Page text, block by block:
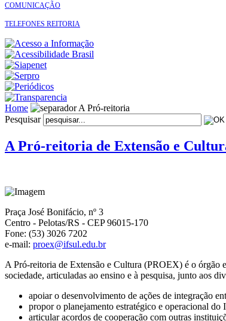
COMUNICAÇÃO
TELEFONES REITORIA
Home
A Pró-reitoria
Pesquisar
A Pró-reitoria de Extensão e
Praça José Bonifácio, nº 3
Centro - Pelotas/RS - CEP 96015-170
Fone: (53) 3026 7202
e-mail: proex@ifsul.edu.br
A Pró-reitoria de Extensão e Cultura (PROEX) é o órgão
sociedade, articuladas ao ensino e à pesquisa, junto aos
apoiar o desenvolvimento de ações de integração
propor o planejamento estratégico e operacional
articular acordos de cooperação com outras